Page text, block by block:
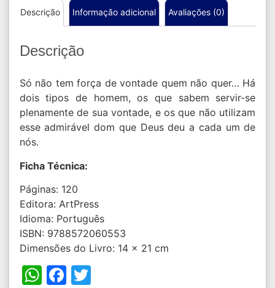
Descrição Informação adicional Avaliações (0)
Descrição
Só não tem força de vontade quem não quer… Há
dois tipos de homem, os que sabem servir-se
plenamente de sua vontade, e os que não utilizam
esse admirável dom que Deus deu a cada um de
nós.
Ficha Técnica:
Páginas: 120
Editora: ArtPress
Idioma: Português
ISBN: 9788572060553
Dimensões do Livro: 14 x 21 cm
WhatsApp
Facebook
Twitter